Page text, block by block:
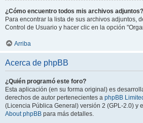
¿Cómo encuentro todos mis archivos adjuntos?
Para encontrar la lista de sus archivos adjuntos,
Control de Usuario y hacer clic en la opción
Arriba
Acerca de phpBB
¿Quién programó este foro?
Esta aplicación (en su forma original) es
derechos de autor pertenecientes a phpBB
(Licencia Pública General) versión 2 (GPL-2.0) y
About phpBB para más detalles.